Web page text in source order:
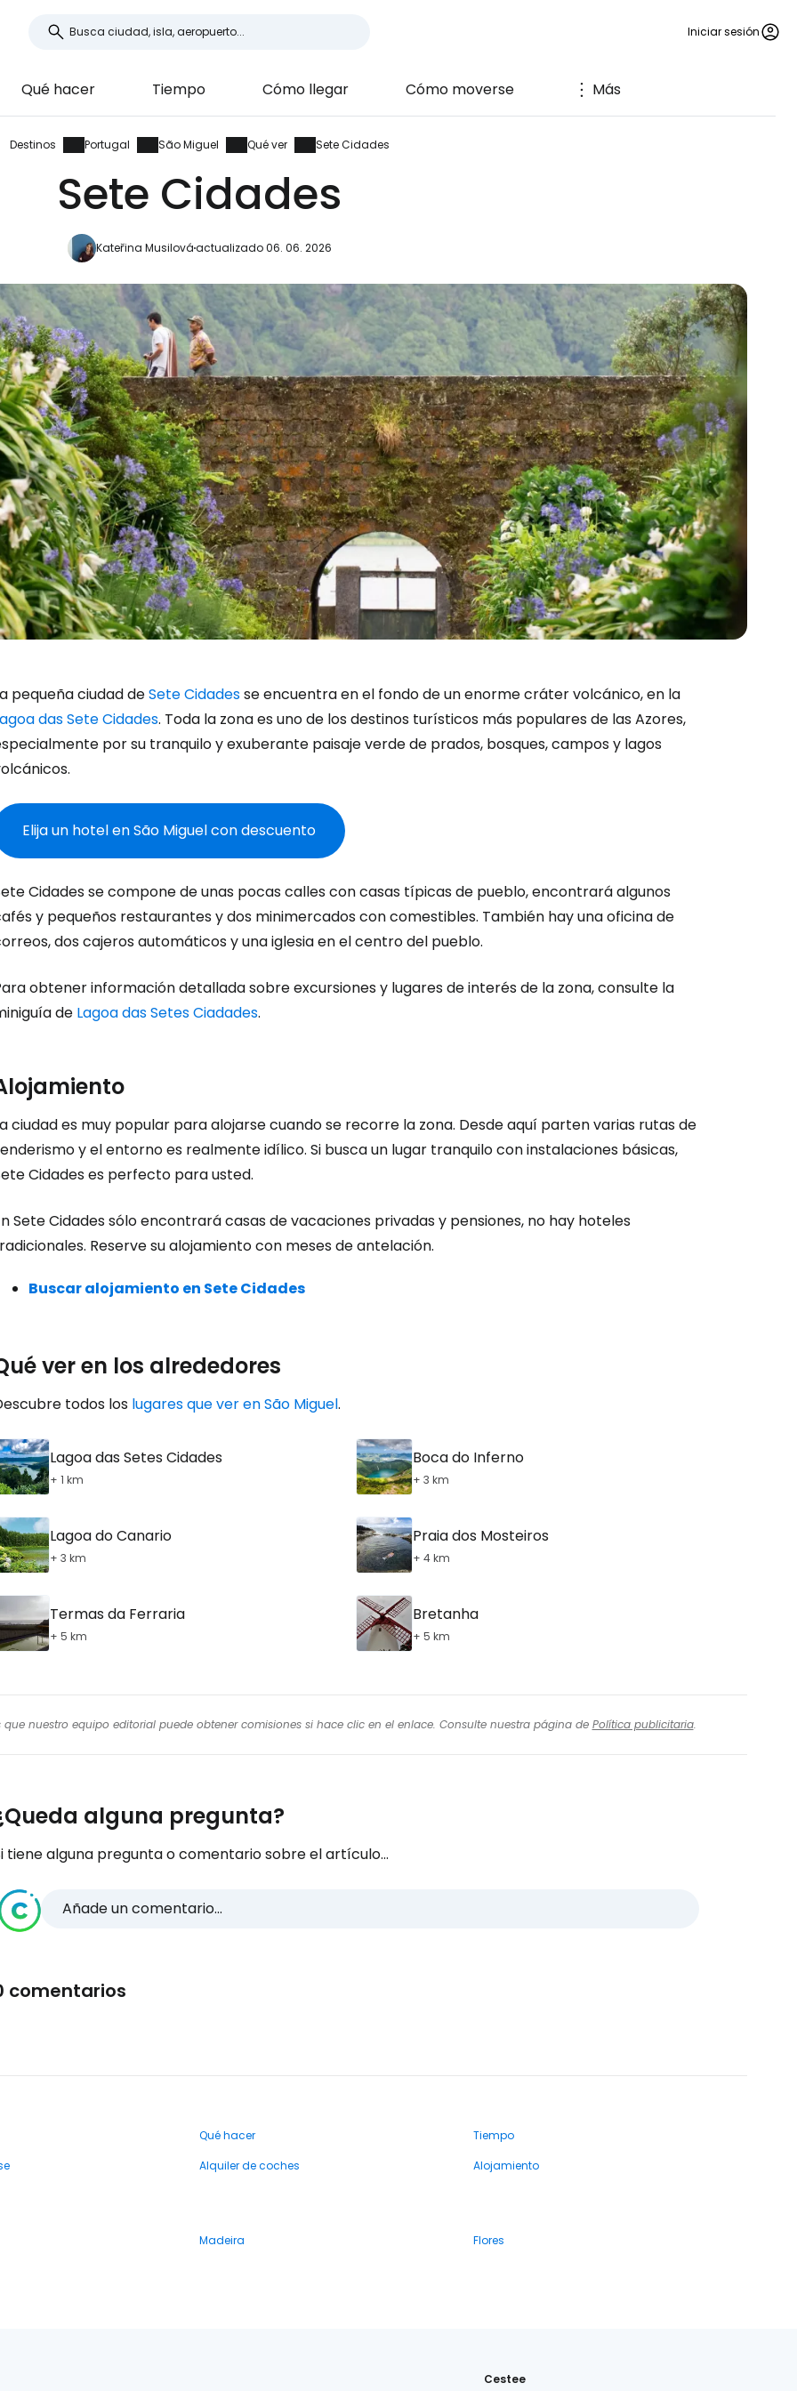
Iniciar sesión
Qué hacer Tiempo Cómo llegar Cómo moverse Más
Destinos Portugal São Miguel Qué ver Sete Cidades
Sete Cidades
Kateřina Musilováactualizado 06. 06. 2026
pequeña ciudad deSete Cidadesse encuentra en el fondo de un enorme cráter volcánico, en la
das Sete Cidades. Toda la zona es uno de los destinos turísticos más populares de las Azores,
por su tranquilo y exuberante paisaje verde de prados, bosques, campos y lagos
Elija un hotel en São Miguel con descuento
Cidades se compone de unas pocas calles con casas típicas de pueblo, encontrará algunos
y pequeños restaurantes y dos minimercados con comestibles. También hay una oficina de
dos cajeros automáticos y una iglesia en el centro del pueblo.
obtener información detallada sobre excursiones y lugares de interés de la zona, consulte la
de Lagoa das Setes Ciadades.
ciudad es muy popular para alojarse cuando se recorre la zona. Desde aquí parten varias rutas de
y el entorno es realmente idílico. Si busca un lugar tranquilo con instalaciones básicas,
Cidades es perfecto para usted.
Sete Cidades sólo encontrará casas de vacaciones privadas y pensiones, no hay hoteles
Reserve su alojamiento con meses de antelación.
Buscar alojamiento en Sete Cidades
ver en los alrededores
todos los lugares que ver en São Miguel.
Lagoa das Setes Cidades
+ 1 km
Boca do Inferno
+ 3 km
Lagoa do Canario
+ 3 km
Praia dos Mosteiros
+ 4 km
Termas da Ferraria
+ 5 km
Bretanha
+ 5 km
nuestro equipo editorial puede obtener comisiones si hace clic en el enlace. Consulte nuestra página de Política publicitaria.
alguna pregunta?
tiene alguna pregunta o comentario sobre el artículo...
Añade un comentario...
comentarios
Qué hacer
Tiempo
Alquiler de coches Alojamiento
Madeira Flores
Cestee
Iniciar sesión en Cestee
Continuar con Google
Continuar con Facebook